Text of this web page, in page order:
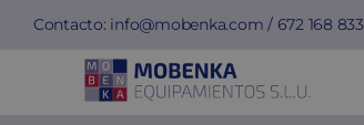
Saltar
contenido
Contacto: info@mobenka.com / 672 168 833